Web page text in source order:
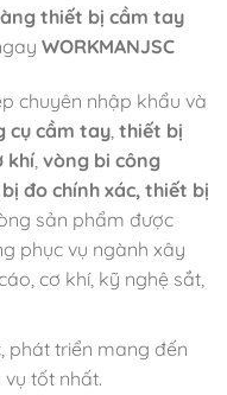
thiết bị cầm tay
WORKMANJSC
chuyên nhập khẩu và
cụ cầm tay, thiết bị
khí, vòng bi công
đo chính xác, thiết bị
sản phẩm được
phục vụ ngành xây
cơ khí, kỹ nghệ sắt,
phát triển mang đến
tốt nhất.